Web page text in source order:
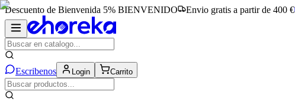
Descuento de Bienvenida 5% BIENVENIDO Envio gratis a partir de 400 €
Escribenos Login Carrito